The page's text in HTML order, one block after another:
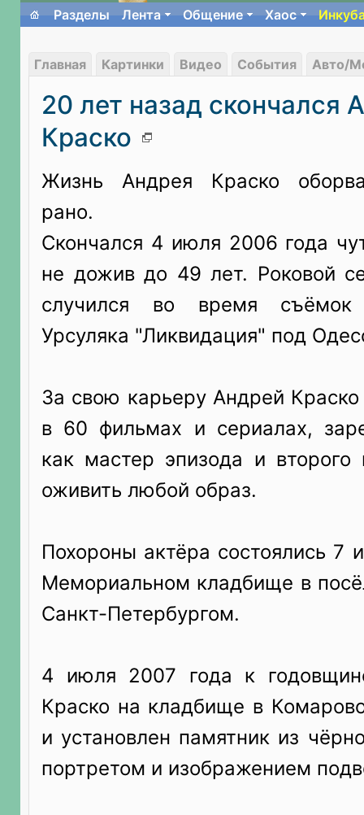
Разделы
Лента Общение Хаос
Главная Картинки Видео События Авто/
20 лет назад скончался
Краско
Жизнь Андрея Краско
рано.
Скончался 4 июля 2006 года
не дожив до 49 лет. Роковой
случился во время
Урсуляка "Ликвидация" под
За свою карьеру Андрей
в 60 фильмах и сериалах,
как мастер эпизода и второго
оживить любой образ.
Похороны актёра состоялись 7
Мемориальном кладбище в
Санкт-Петербургом.
4 июля 2007 года к
Краско на кладбище в
и установлен памятник из
портретом и изображением